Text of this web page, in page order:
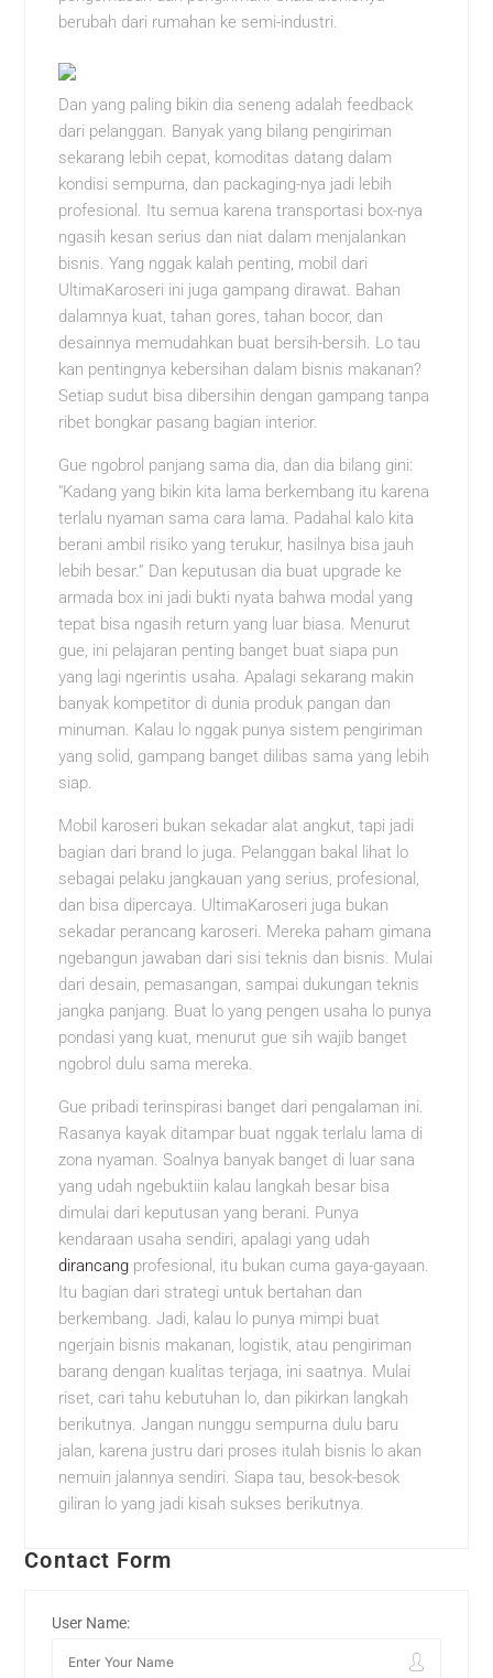
berubah dari rumahan ke semi-industri.
Dan yang paling bikin dia seneng adalah feedback
dari pelanggan. Banyak yang bilang pengiriman
sekarang lebih cepat, komoditas datang dalam
kondisi sempurna, dan packaging-nya jadi lebih
profesional. Itu semua karena transportasi box-nya
ngasih kesan serius dan niat dalam menjalankan
bisnis. Yang nggak kalah penting, mobil dari
UltimaKaroseri ini juga gampang dirawat. Bahan
dalamnya kuat, tahan gores, tahan bocor, dan
desainnya memudahkan buat bersih-bersih. Lo tau
kan pentingnya kebersihan dalam bisnis makanan?
Setiap sudut bisa dibersihin dengan gampang tanpa
ribet bongkar pasang bagian interior.
Gue ngobrol panjang sama dia, dan dia bilang gini:
“Kadang yang bikin kita lama berkembang itu karena
terlalu nyaman sama cara lama. Padahal kalo kita
berani ambil risiko yang terukur, hasilnya bisa jauh
lebih besar.” Dan keputusan dia buat upgrade ke
armada box ini jadi bukti nyata bahwa modal yang
tepat bisa ngasih return yang luar biasa. Menurut
gue, ini pelajaran penting banget buat siapa pun
yang lagi ngerintis usaha. Apalagi sekarang makin
banyak kompetitor di dunia produk pangan dan
minuman. Kalau lo nggak punya sistem pengiriman
yang solid, gampang banget dilibas sama yang lebih
siap.
Mobil karoseri bukan sekadar alat angkut, tapi jadi
bagian dari brand lo juga. Pelanggan bakal lihat lo
sebagai pelaku jangkauan yang serius, profesional,
dan bisa dipercaya. UltimaKaroseri juga bukan
sekadar perancang karoseri. Mereka paham gimana
ngebangun jawaban dari sisi teknis dan bisnis. Mulai
dari desain, pemasangan, sampai dukungan teknis
jangka panjang. Buat lo yang pengen usaha lo punya
pondasi yang kuat, menurut gue sih wajib banget
ngobrol dulu sama mereka.
Gue pribadi terinspirasi banget dari pengalaman ini.
Rasanya kayak ditampar buat nggak terlalu lama di
zona nyaman. Soalnya banyak banget di luar sana
yang udah ngebuktiin kalau langkah besar bisa
dimulai dari keputusan yang berani. Punya
kendaraan usaha sendiri, apalagi yang udah
dirancang profesional, itu bukan cuma gaya-gayaan.
Itu bagian dari strategi untuk bertahan dan
berkembang. Jadi, kalau lo punya mimpi buat
ngerjain bisnis makanan, logistik, atau pengiriman
barang dengan kualitas terjaga, ini saatnya. Mulai
riset, cari tahu kebutuhan lo, dan pikirkan langkah
berikutnya. Jangan nunggu sempurna dulu baru
jalan, karena justru dari proses itulah bisnis lo akan
nemuin jalannya sendiri. Siapa tau, besok-besok
giliran lo yang jadi kisah sukses berikutnya.
Contact Form
User Name: